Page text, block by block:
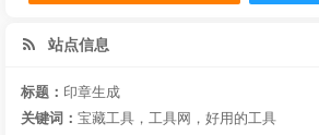
站点信息
标题： 印章生成
关键词： 宝藏工具，工具网，好用的工具